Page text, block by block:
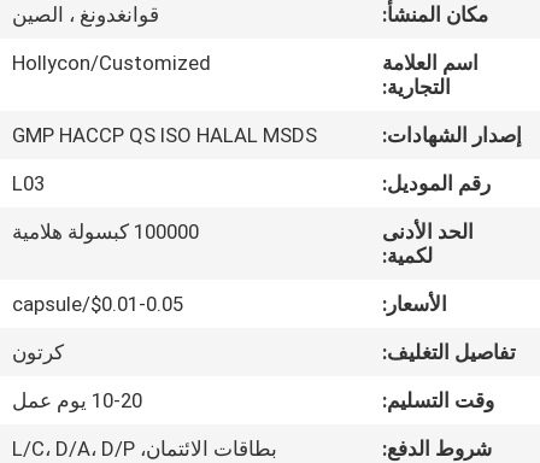
فيديو
بنا
جولة
المعمل
ضبط
الجودة
مكان المنشأ:
قوانغدونغ ، الصين
اسم العلامة
التجارية:
Hollycon/Customized
إصدار الشهادات:
GMP HACCP QS ISO HALAL MSDS
رقم الموديل:
L03
الحد الأدنى
لكمية:
100000 كبسولة هلامية
الأسعار:
$0.01-0.05/capsule
تفاصيل التغليف:
كرتون
وقت التسليم:
10-20 يوم عمل
شروط الدفع:
بطاقات الائتمان، L/C، D/A، D/P